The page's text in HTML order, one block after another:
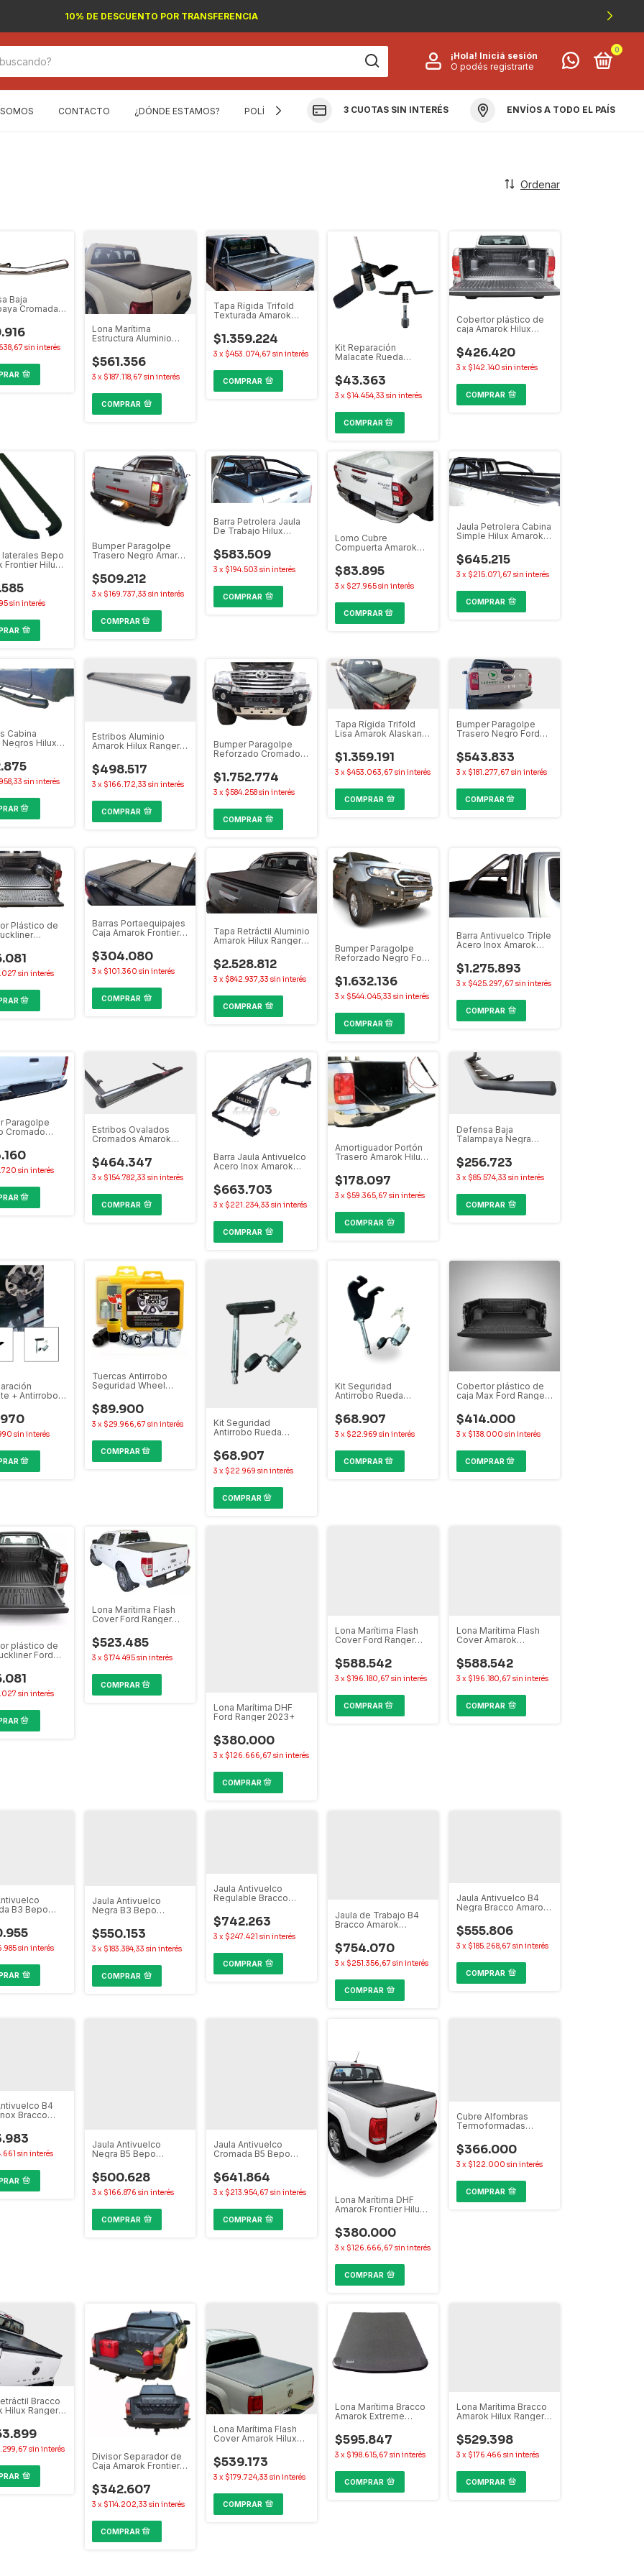
10% DE DESCUENTO POR TRANSFERENCIA
¡Hola! Iniciá sesión
O podés registrarte
0
CONTACTO ¿DÓNDE ESTAMOS? POLÍTICA DE DEVOLUCIÓN Y GARANTÍA
3 CUOTAS SIN INTERÉS ENVÍOS A TODO EL PAÍS
Ordenar
Baja
Cromada
Frontier
sin interés
Lona Marítima
Estructura Aluminio
S10 Frontier Alaskan
$561.356
3 x $187.118,67 sin interés
COMPRAR
Tapa Rígida Trifold
Texturada Amarok
Ranger S10 Toro
Oroch
$1.359.224
3 x $453.074,67 sin interés
COMPRAR
Kit Reparación
Malacate Rueda
Ranger S10
$43.363
3 x $14.454,33 sin interés
Cobertor plástico de
caja Amarok Hilux
$426.420
3 x $142.140 sin interés
COMPRAR
laterales Bepo
Frontier Hilux
sin interés
Bumper Paragolpe
Trasero Negro Amarok
$509.212
3 x $169.737,33 sin interés
Barra Petrolera Jaula
De Trabajo Hilux
Frontier Alaskan
$583.509
3 x $194.503 sin interés
COMPRAR
Lomo Cubre
Compuerta Amarok
S10
$83.895
3 x $27.965sin interés
Jaula Petrolera Cabina
Simple Hilux Amarok
$645.215
3 x $215.071,67 sin interés
COMPRAR
Cabina
Negros Hilux
sin interés
Estribos Aluminio
Amarok Hilux Ranger
$498.517
3 x $166.172,33 sin interés
COMPRAR
Bumper Paragolpe
Reforzado Cromado
S10
$1.752.774
3 x $584.258sin interés
COMPRAR
Tapa Rígida Trifold
Lisa Amarok Alaskan
S10 Toro Oroch
$1.359.191
3 x $453.063,67 sin interés
COMPRAR
Bumper Paragolpe
Trasero Negro Ford
$543.833
3 x $181.277,67 sin interés
Plástico de
Hilux Ranger
sin interés
Barras Portaequipajes
Caja Amarok Frontier
$304.080
3 x $101.360 sin interés
COMPRAR
Tapa Retráctil Aluminio
Amarok Hilux Ranger
$2.528.812
3 x $842.937,33 sin interés
COMPRAR
Bumper Paragolpe
Reforzado Negro Ford
$1.632.136
3 x $544.045,33 sin interés
Barra Antivuelco Triple
Acero Inox Amarok
$1.275.893
3 x $425.297,67 sin interés
COMPRAR
Paragolpe
Cromado
sin interés
Estribos Ovalados
Cromados Amarok
Frontier Alaskan Toro
Oroch
$464.347
3 x $154.782,33 sin interés
COMPRAR
Barra Jaula Antivuelco
Acero Inox Amarok
Frontier
$663.703
3 x $221.234,33 sin interés
COMPRAR
Amortiguador Portón
Trasero Amarok Hilux
$178.097
3 x $59.365,67 sin interés
COMPRAR
Defensa Baja
Talampaya Negra
S10 Frontier Toro
Oroch
$256.723
3 x $85.574,33 sin interés
COMPRAR
+ Antirrobo
sin interés
Tuercas Antirrobo
Seguridad Wheel
S10 2012+
$89.900
3 x $29.966,67 sin interés
Kit Seguridad
Antirrobo Rueda
2023+
$68.907
3 x $22.969 sin interés
Kit Seguridad
Antirrobo Rueda
2013-2022
$68.907
3 x $22.969 sin interés
Cobertor plástico de
caja Max Ford Ranger
$414.000
3 x $138.000 sin interés
plástico de
Ford
sin interés
Lona Marítima Flash
Cover Ford Ranger
$523.485
3 x $174.495sin interés
Lona Marítima DHF
Ford Ranger 2023+
$380.000
3 x $126.666,67 sin interés
Lona Marítima Flash
Cover Ford Ranger
$588.542
3 x $196.180,67 sin interés
Lona Marítima Flash
Cover Amarok
Limited
$588.542
3 x $196.180,67 sin interés
COMPRAR
B3 Bepo
Alaskan
sin interés
Jaula Antivuelco
Negra B3 Bepo
Ranger S10 Alaskan
L200
$550.153
3 x $183.384,33 sin interés
COMPRAR
Jaula Antivuelco
Regulable Bracco
Ranger S10 Alaskan
$742.263
3 x $247.421 sin interés
COMPRAR
Jaula de Trabajo B4
Bracco Amarok
S10 Alaskan
$754.070
3 x $251.356,67 sin interés
COMPRAR
Jaula Antivuelco B4
Negra Bracco Amarok
S10 Alaskan
$555.806
3 x $185.268,67 sin interés
COMPRAR
B4
Bracco
Alaskan
sin interés
Jaula Antivuelco
Negra B5 Bepo
Toro Rampage
$500.628
3 x $166.876 sin interés
COMPRAR
Jaula Antivuelco
Cromada B5 Bepo
Toro Rampage
$641.864
3 x $213.954,67 sin interés
COMPRAR
Lona Marítima DHF
Amarok Frontier Hilux
Titano
$380.000
3 x $126.666,67 sin interés
COMPRAR
Cubre Alfombras
Termoformadas
Ranger Maverick
$366.000
3 x $122.000 sin interés
COMPRAR
Bracco
Hilux Ranger
sin interés
Divisor Separador de
Caja Amarok Frontier
$342.607
3 x $114.202,33 sin interés
Lona Marítima Flash
Cover Amarok Hilux
$539.173
3 x $179.724,33 sin interés
COMPRAR
Lona Marítima Bracco
Amarok Extreme
$595.847
3 x $198.615,67 sin interés
COMPRAR
Lona Marítima Bracco
Amarok Hilux Ranger
Maverick
$529.398
3 x $176.466 sin interés
COMPRAR